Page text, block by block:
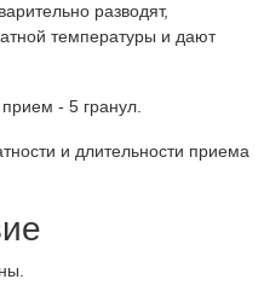
разводят,
температуры и дают
- 5 гранул.
и длительности приема